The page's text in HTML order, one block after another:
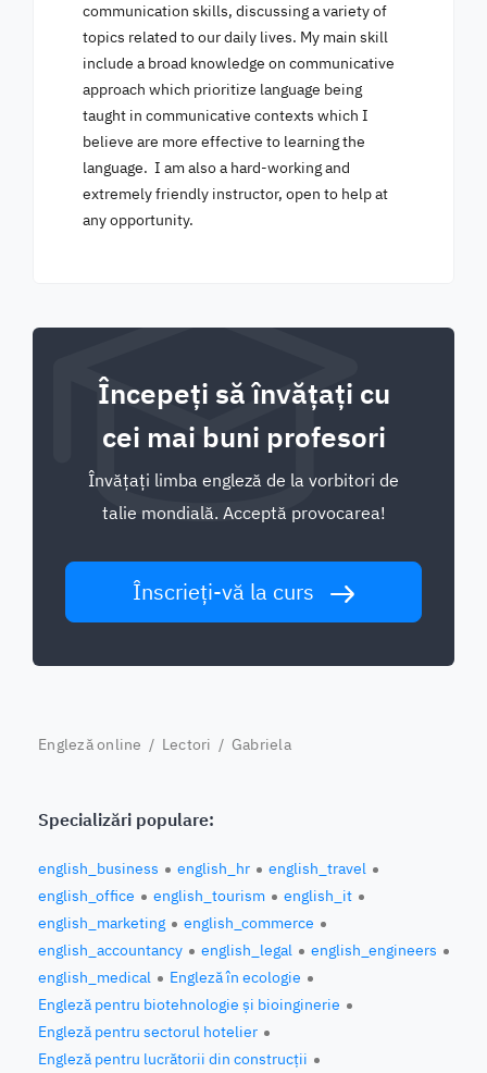
communication skills, discussing a variety of
topics related to our daily lives. My main skill
include a broad knowledge on communicative
approach which prioritize language being
taught in communicative contexts which I
believe are more effective to learning the
language. I am also a hard-working and
extremely friendly instructor, open to help at
any opportunity.
Începeți să învățați cu
cei mai buni profesori
Învățați limba engleză de la vorbitori de
talie mondială. Acceptă provocarea!
Înscrieți-vă la curs
Engleză online / Lectori / Gabriela
Specializări populare:
english_business english_hr
english_travel
english_office
english_tourism
english_it
english_marketing
english_commerce
english_accountancy
english_legal
english_engineers
english_medical
Engleză în ecologie
Engleză pentru biotehnologie și bioinginerie
Engleză pentru sectorul hotelier
Engleză pentru lucrătorii din construcții